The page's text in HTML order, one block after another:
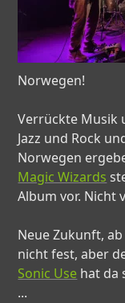
Norwegen!
Verrückte Musik
Jazz und Rock
Norwegen
Magic Wizards
Album vor. Nicht
Neue Zukunft,
nicht fest, aber
Sonic Use hat da
...